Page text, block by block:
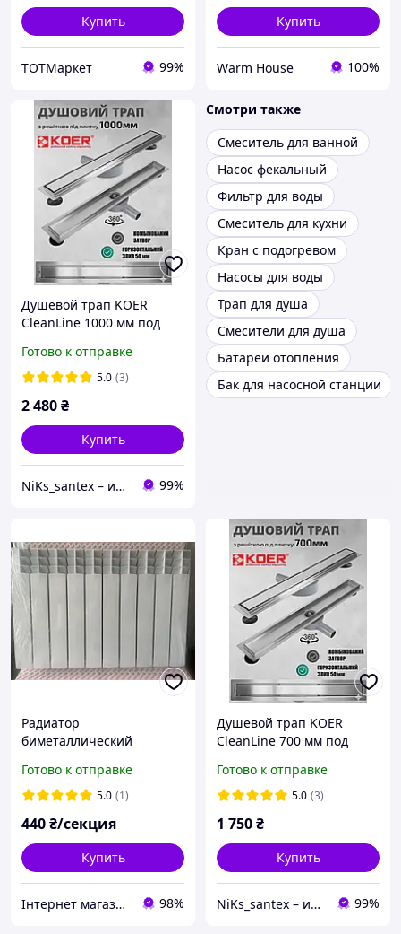
Купить
ТОТМаркет 99%
Купить
Warm House 100%
Душевой трап KOER
CleanLine 1000 мм под
из нержавеющей стали
FD29-70x1000 KR4750
Готово к отправке
5.0 (3)
2 480₴
Купить
NiKs_santex – интернет-магазин сантехники 99%
Смотри также
Смеситель для ванной
Насос фекальный
Фильтр для воды
Смеситель для кухни
Кран с подогревом
Насосы для воды
Трап для душа
Смесители для душа
Батареи отопления
Бак для насосной станции
Радиатор
биметаллический
Готово к отправке
5.0 (1)
440₴/секция
Купить
Інтернет магазин WELCOME 98%
Душевой трап KOER
CleanLine 700 мм под
из нержавеющей стали
FD29-70x700 KR3278
Готово к отправке
5.0 (3)
1 750₴
Купить
NiKs_santex – интернет-магазин сантехники 99%